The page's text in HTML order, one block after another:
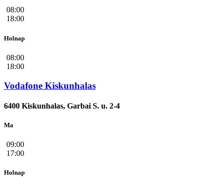
08:00
18:00
Holnap
08:00
18:00
Vodafone Kiskunhalas
6400 Kiskunhalas, Garbai S. u. 2-4
Ma
09:00
17:00
Holnap